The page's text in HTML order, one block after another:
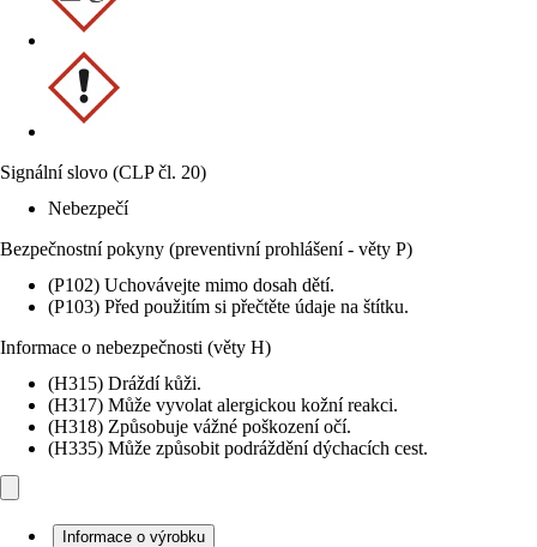
Signální slovo (CLP čl. 20)
Nebezpečí
Bezpečnostní pokyny (preventivní prohlášení - věty P)
(P102) Uchovávejte mimo dosah dětí.
(P103) Před použitím si přečtěte údaje na štítku.
Informace o nebezpečnosti (věty H)
(H315) Dráždí kůži.
(H317) Může vyvolat alergickou kožní reakci.
(H318) Způsobuje vážné poškození očí.
(H335) Může způsobit podráždění dýchacích cest.
Informace o výrobku